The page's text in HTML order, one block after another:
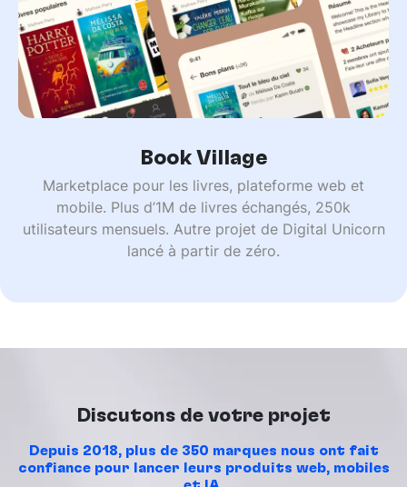
Book Village
Marketplace pour les livres, plateforme web et
mobile. Plus d’1M de livres échangés, 250k
utilisateurs mensuels. Autre projet de Digital Unicorn
lancé à partir de zéro.
Discutons de votre projet
Depuis 2018, plus de 350 marques nous ont fait
confiance pour lancer leurs produits web, mobiles